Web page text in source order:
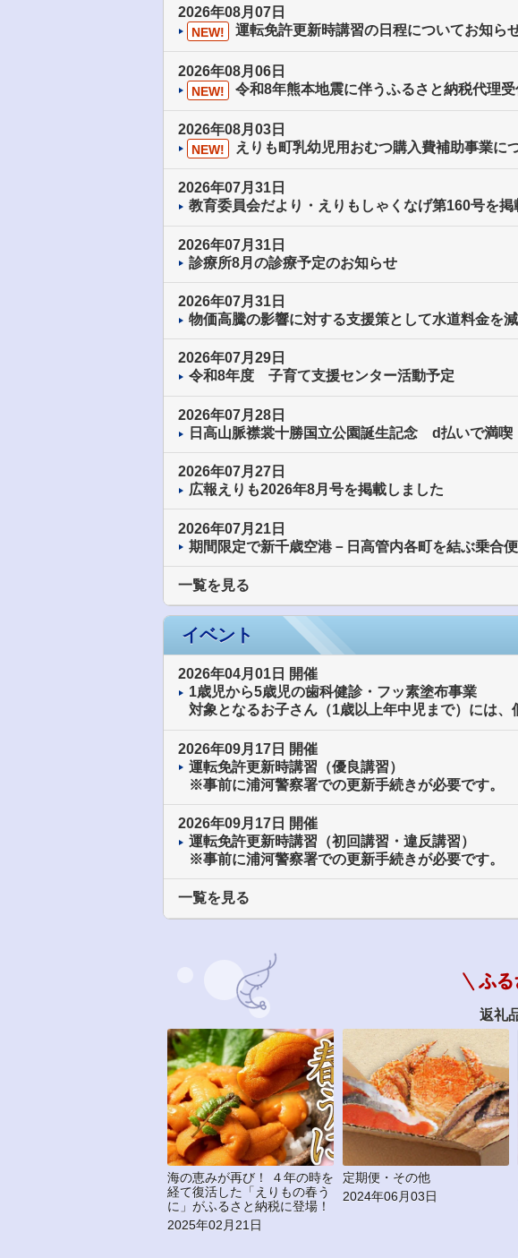
2026年08月07日
NEW! 運転免許更新時講習の日程についてお知ら
2026年08月06日
NEW! 令和8年熊本地震に伴うふるさと納税代理
2026年08月03日
NEW! えりも町乳幼児用おむつ購入費補助事業に
2026年07月31日
教育委員会だより・えりもしゃくなげ第160号を掲
2026年07月31日
診療所8月の診療予定のお知らせ
2026年07月31日
物価高騰の影響に対する支援策として水道料金を減
2026年07月29日
令和8年度 子育て支援センター活動予定
2026年07月28日
日高山脈襟裳十勝国立公園誕生記念 d払いで満喫
2026年07月27日
広報えりも2026年8月号を掲載しました
2026年07月21日
期間限定で新千歳空港－日高管内各町を結ぶ乗合
一覧を見る
イベント
2026年04月01日 開催
1歳児から5歳児の歯科健診・フッ素塗布事業
2026年09月17日 開催
運転免許更新時講習（優良講習）
※事前に浦河警察署での更新手続きが必要です。
2026年09月17日 開催
運転免許更新時講習（初回講習・違反講習）
※事前に浦河警察署での更新手続きが必要です。
一覧を見る
返礼
定期便・その他
2024年06月03日
肉
2024年06月03日